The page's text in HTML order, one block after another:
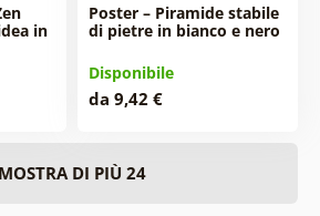
in
Poster – Piramide stabile
di pietre in bianco e nero
Disponibile
da 9,42 €
MOSTRA DI PIÙ 24